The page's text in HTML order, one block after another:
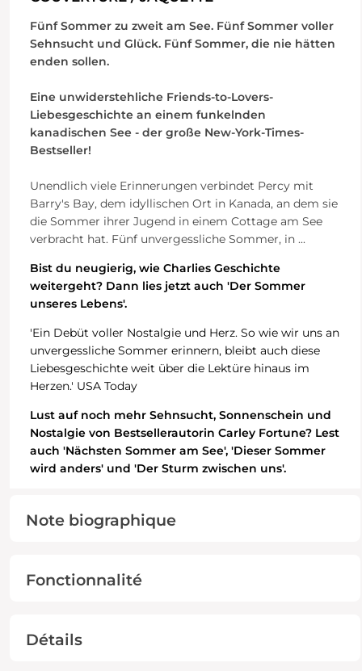
Fünf Sommer zu zweit am See. Fünf Sommer voller
Sehnsucht und Glück. Fünf Sommer, die nie hätten
enden sollen.
Eine unwiderstehliche Friends-to-Lovers-
Liebesgeschichte an einem funkelnden
kanadischen See - der große New-York-Times-
Bestseller!
Unendlich viele Erinnerungen verbindet Percy mit
Barry's Bay, dem idyllischen Ort in Kanada, an dem sie
die Sommer ihrer Jugend in einem Cottage am See
verbracht hat. Fünf unvergessliche Sommer, in ...
Bist du neugierig, wie Charlies Geschichte
weitergeht? Dann lies jetzt auch 'Der Sommer
unseres Lebens'.
'Ein Debüt voller Nostalgie und Herz. So wie wir uns an
unvergessliche Sommer erinnern, bleibt auch diese
Liebesgeschichte weit über die Lektüre hinaus im
Herzen.' USA Today
Lust auf noch mehr Sehnsucht, Sonnenschein und
Nostalgie von Bestsellerautorin Carley Fortune? Lest
auch 'Nächsten Sommer am See', 'Dieser Sommer
wird anders' und 'Der Sturm zwischen uns'.
Note biographique
Fonctionnalité
Détails